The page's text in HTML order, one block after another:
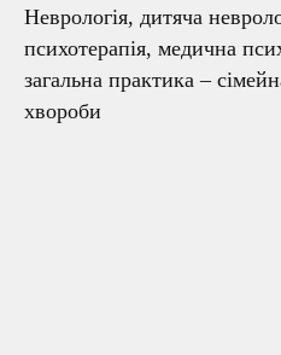
Неврологія, дитяча
психотерапія, медична
загальна практика –
хвороби